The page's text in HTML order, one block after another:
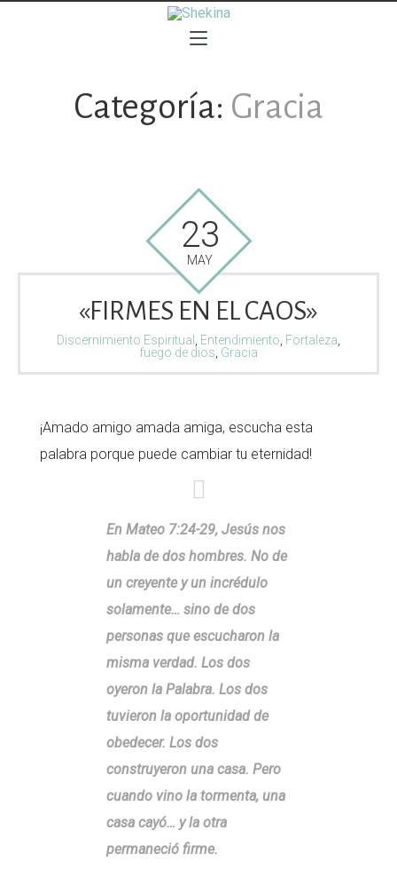
Categoría: Gracia
23
MAY
«FIRMES EN EL CAOS»
Discernimiento Espiritual Entendimiento Fortaleza
fuego de dios Gracia
¡Amado amigo amada amiga, escucha esta
palabra porque puede cambiar tu eternidad!
En Mateo 7:24-29, Jesús nos
habla de dos hombres. No de
un creyente y un incrédulo
solamente… sino de dos
personas que escucharon la
misma verdad. Los dos
oyeron la Palabra. Los dos
tuvieron la oportunidad de
obedecer. Los dos
construyeron una casa. Pero
cuando vino la tormenta, una
casa cayó… y la otra
permaneció firme.